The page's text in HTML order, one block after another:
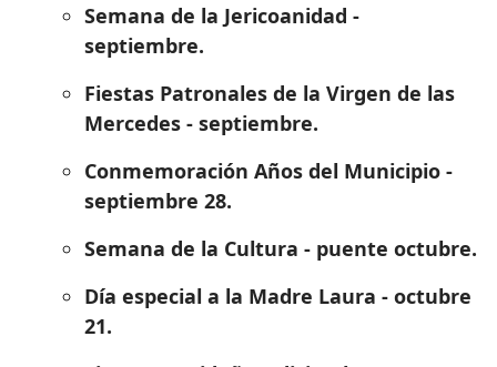
Semana de la Jericoanidad -
septiembre.
Fiestas Patronales de la Virgen de las
Mercedes - septiembre.
Conmemoración Años del Municipio -
septiembre 28.
Semana de la Cultura - puente octubre.
Día especial a la Madre Laura - octubre
21.